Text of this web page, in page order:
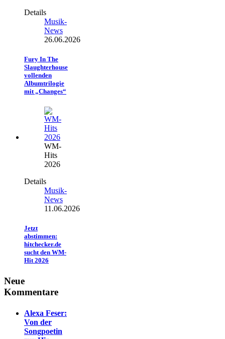
Details
Musik-
News
26.06.2026
Fury In The
Slaughterhouse
vollenden
Albumtrilogie
mit „Changes“
WM-
Hits
2026
Details
Musik-
News
11.06.2026
Jetzt
abstimmen:
hitchecker.de
sucht den WM-
Hit 2026
Neue
Kommentare
Alexa Feser:
Von der
Songpoetin